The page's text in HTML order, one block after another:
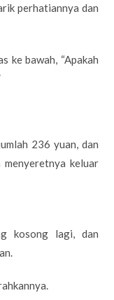
perhatiannya dan
ke bawah, “Apakah
236 yuan, dan
keluar
kosong lagi, dan